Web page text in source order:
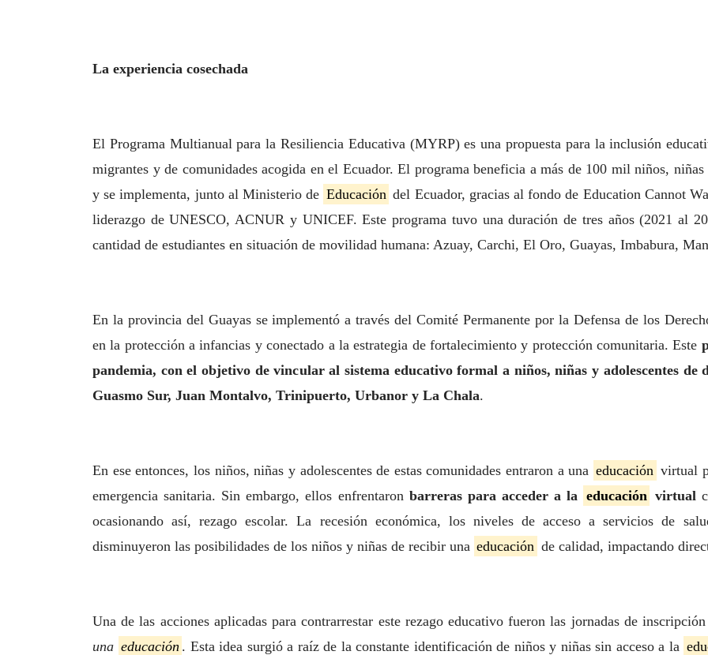
La experiencia cosechada
El Programa Multianual para la Resiliencia Educativa (MYRP) es una propuesta para la inclusión
migrantes y de comunidades acogida en el Ecuador. El programa beneficia a más de 100 mil niños,
y se implementa, junto al Ministerio de Educación del Ecuador, gracias al fondo de Education Cannot
liderazgo de UNESCO, ACNUR y UNICEF. Este programa tuvo una duración de tres años (2021 al
cantidad de estudiantes en situación de movilidad humana: Azuay, Carchi, El Oro, Guayas, Imbabura,
En la provincia del Guayas se implementó a través del Comité Permanente por la Defensa de los
en la protección a infancias y conectado a la estrategia de fortalecimiento y protección comunitaria. Este
pandemia, con el objetivo de vincular al sistema educativo formal a niños, niñas y adolescentes
Guasmo Sur, Juan Montalvo, Trinipuerto, Urbanor y La Chala.
En ese entonces, los niños, niñas y adolescentes de estas comunidades entraron a una educación virtual
emergencia sanitaria. Sin embargo, ellos enfrentaron barreras para acceder a la educación virtual
ocasionando así, rezago escolar. La recesión económica, los niveles de acceso a servicios de
disminuyeron las posibilidades de los niños y niñas de recibir una educación de calidad, impactando
Una de las acciones aplicadas para contrarrestar este rezago educativo fueron las jornadas de
una educación . Esta idea surgió a raíz de la constante identificación de niños y niñas sin acceso a la